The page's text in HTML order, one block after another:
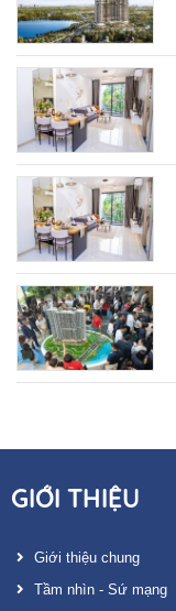
GIỚI THIỆU
Giới thiệu chung
Tầm nhìn - Sứ mạng